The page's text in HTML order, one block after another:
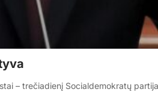
– trečiadienį Socialdemokratų